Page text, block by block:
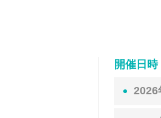
開催日時
2026